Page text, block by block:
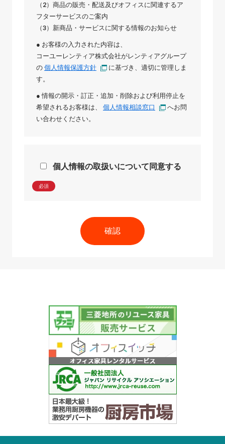
（2）商品の販売・配送及びオフィスに関連するア
フターサービスのご案内
（3）新商品・サービスに関する情報のお知らせ
● お客様の入力された内容は、
コーユーレンティア株式会社がレンティアグループ
の 個人情報保護方針
に基づき、適切に管理しま
す。
● 情報の開示・訂正・追加・削除および利用停止を
希望されるお客様は、 個人情報相談窓口
へお問
い合わせください。
個人情報の取扱いについて同意する
必須